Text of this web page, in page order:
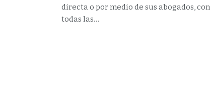
directa o por medio de sus abogados, con
todas las…